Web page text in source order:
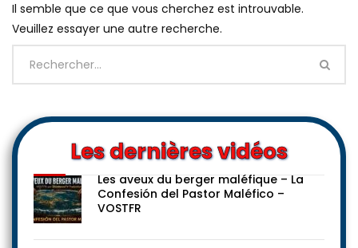
Il semble que ce que vous cherchez est introuvable.
Veuillez essayer une autre recherche.
Les dernières vidéos
Les aveux du berger maléfique – La
Confesión del Pastor Maléfico –
VOSTFR